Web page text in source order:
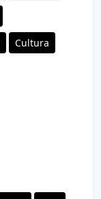
Cultura